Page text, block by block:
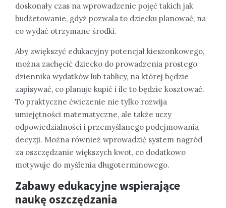
doskonały czas na wprowadzenie pojęć takich jak
budżetowanie, gdyż pozwala to dziecku planować, na
co wydać otrzymane środki.
Aby zwiększyć edukacyjny potencjał kieszonkowego,
można zachęcić dziecko do prowadzenia prostego
dziennika wydatków lub tablicy, na której będzie
zapisywać, co planuje kupić i ile to będzie kosztować.
To praktyczne ćwiczenie nie tylko rozwija
umiejętności matematyczne, ale także uczy
odpowiedzialności i przemyślanego podejmowania
decyzji. Można również wprowadzić system nagród
za oszczędzanie większych kwot, co dodatkowo
motywuje do myślenia długoterminowego.
Zabawy edukacyjne wspierające
naukę oszczędzania